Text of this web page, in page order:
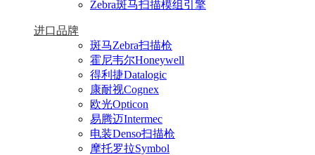
Zebra斑马扫描模组引擎
进口品牌
斑马Zebra扫描枪
霍尼韦尔Honeywell
得利捷Datalogic
康耐视Cognex
欧光Opticon
易腾迈Intermec
电装Denso扫描枪
摩托罗拉Symbol